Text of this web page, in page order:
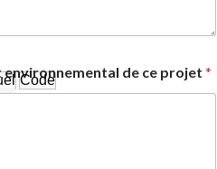
de ce projet *
Code